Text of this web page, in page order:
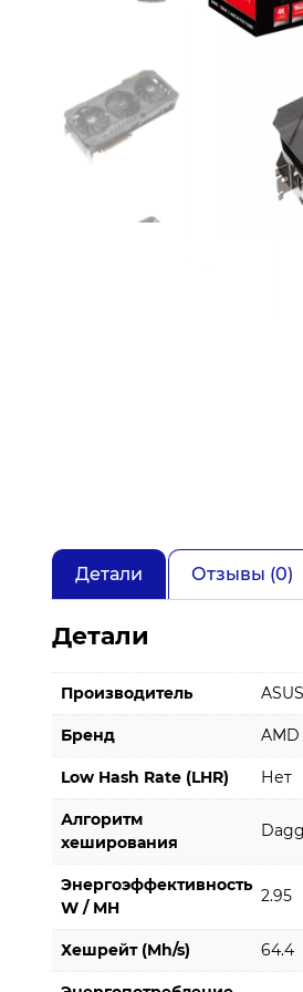
Детали Отзывы (0)
Детали
Производитель ASUS
Бренд AMD
Low Hash Rate (LHR) Нет
Алгоритм
хеширования
Энергоэффективность
W / MH
2.95
Хешрейт (Mh/s) 64.4